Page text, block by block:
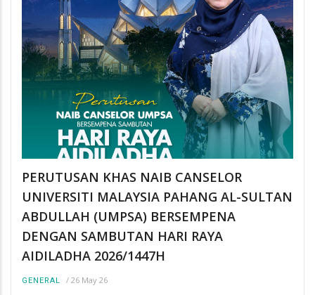
PERUTUSAN KHAS NAIB CANSELOR
UNIVERSITI MALAYSIA PAHANG AL-SULTAN
ABDULLAH (UMPSA) BERSEMPENA
DENGAN SAMBUTAN HARI RAYA
AIDILADHA 2026/1447H
GENERAL / 26 May 26